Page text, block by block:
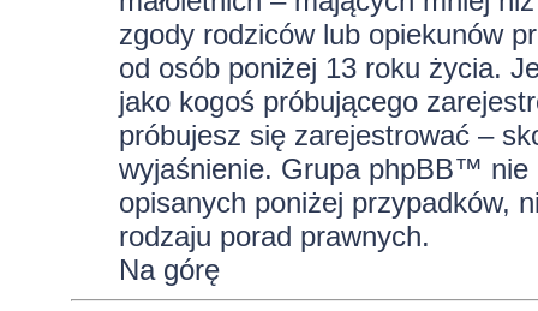
zgody rodziców lub opiekunów
od osób poniżej 13 roku życia.
jako kogoś próbującego
próbujesz się zarejestrować –
wyjaśnienie. Grupa phpBB™ nie
opisanych poniżej przypadków,
rodzaju porad prawnych.
Na górę